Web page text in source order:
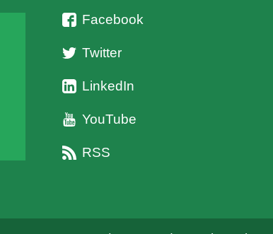
Facebook
Twitter
LinkedIn
YouTube
RSS